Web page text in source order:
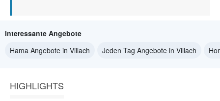
Interessante Angebote
Hama Angebote in Villach
Jeden Tag Angebote in Villach
HIGHLIGHTS